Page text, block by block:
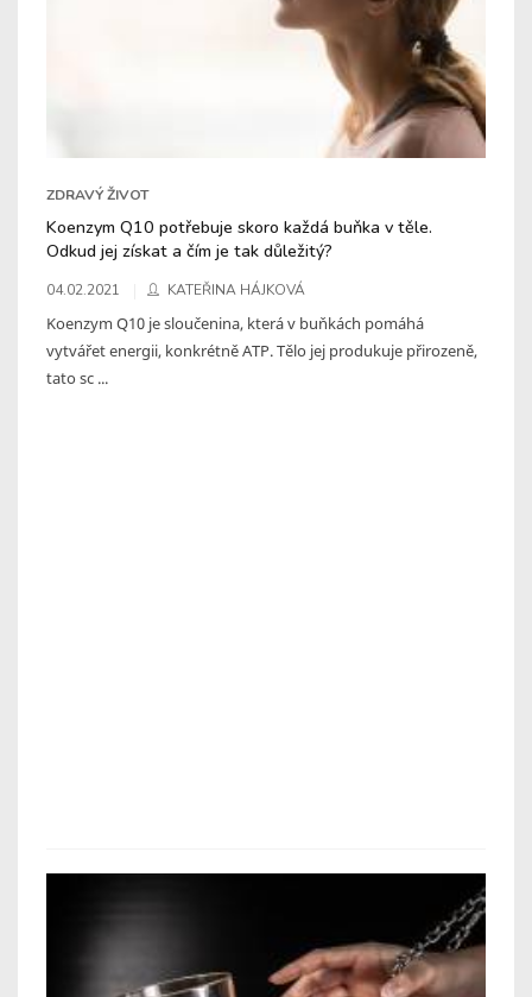
ZDRAVÝ ŽIVOT
Koenzym Q10 potřebuje skoro každá buňka v těle.
Odkud jej získat a čím je tak důležitý?
04.02.2021 KATEŘINA HÁJKOVÁ
Koenzym Q10 je sloučenina, která v buňkách pomáhá
vytvářet energii, konkrétně ATP. Tělo jej produkuje přirozeně,
tato sc ...